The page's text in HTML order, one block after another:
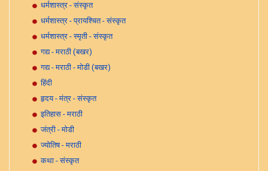
धर्मशास्त्र - संस्कृत
धर्मशास्त्र - प्रायश्चित - संस्कृत
धर्मशास्त्र - स्मृती - संस्कृत
गद्य - मराठी (बखर)
गद्य - मराठी - मोडी (बखर)
हिंदी
हृदय - मंत्र - संस्कृत
इतिहास - मराठी
जंत्री - मोडी
ज्योतिष - मराठी
कथा - संस्कृत